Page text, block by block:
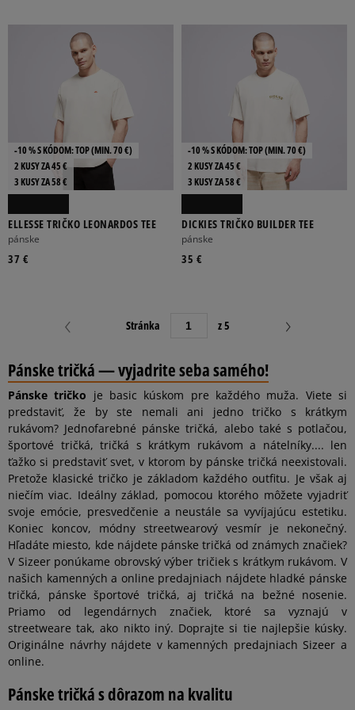
-10 % S KÓDOM: TOP (MIN. 70 €)
2 KUSY ZA 45 €
3 KUSY ZA 58 €
ELLESSE TRIČKO LEONARDOS TEE
pánske
37 €
-10 % S KÓDOM: TOP (MIN. 70 €)
2 KUSY ZA 45 €
3 KUSY ZA 58 €
DICKIES TRIČKO BUILDER TEE
pánske
35 €
Stránka z 5
Pánske tričká — vyjadrite seba samého!
Pánske tričko je basic kúskom pre každého muža. Viete si
predstaviť, že by ste nemali ani jedno tričko s krátkym
rukávom? Jednofarebné pánske tričká, alebo také s potlačou,
športové tričká, tričká s krátkym rukávom a nátelníky.... len
ťažko si predstaviť svet, v ktorom by pánske tričká neexistovali.
Pretože klasické tričko je základom každého outfitu. Je však aj
niečím viac. Ideálny základ, pomocou ktorého môžete vyjadriť
svoje emócie, presvedčenie a neustále sa vyvíjajúcu estetiku.
Koniec koncov, módny streetwearový vesmír je nekonečný.
Hľadáte miesto, kde nájdete pánske tričká od známych značiek?
V Sizeer ponúkame obrovský výber tričiek s krátkym rukávom. V
našich kamenných a online predajniach nájdete hladké pánske
tričká, pánske športové tričká, aj tričká na bežné nosenie.
Priamo od legendárnych značiek, ktoré sa vyznajú v
streetweare tak, ako nikto iný. Doprajte si tie najlepšie kúsky.
Originálne návrhy nájdete v kamenných predajniach Sizeer a
online.
Pánske tričká s dôrazom na kvalitu